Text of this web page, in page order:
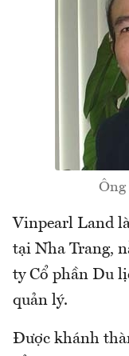
Ông
Vinpearl Land
tại Nha Trang,
ty Cổ phần Du
quản lý.
Được khánh